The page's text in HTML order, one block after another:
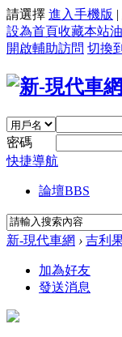
請選擇 進入手機版 |
設為首頁收藏本站
開啟輔助訪問 切換
密碼
快捷導航
論壇BBS
新-現代車網 › 吉利
加為好友
發送消息